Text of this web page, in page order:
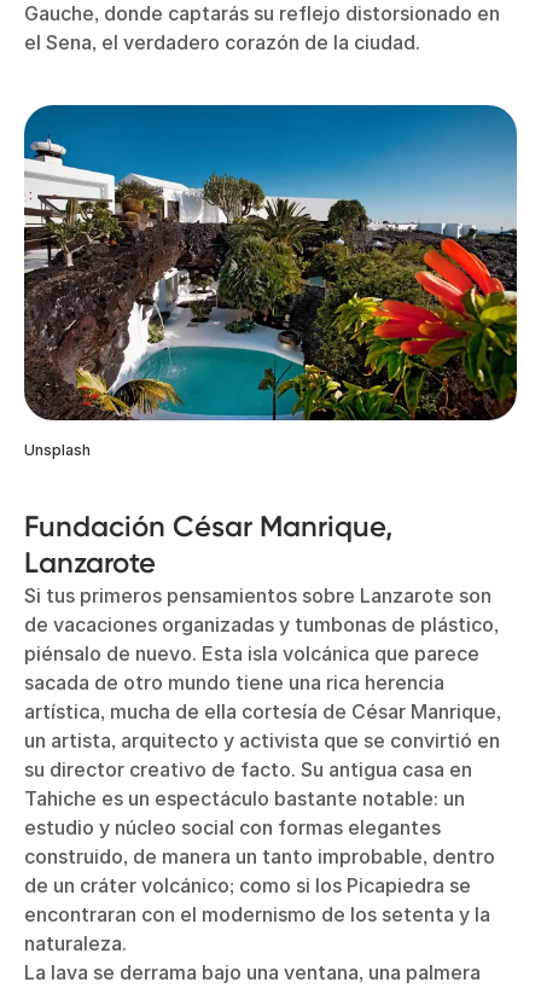
Gauche, donde captarás su reflejo distorsionado en
el Sena, el verdadero corazón de la ciudad.
Unsplash
Fundación César Manrique,
Lanzarote
Si tus primeros pensamientos sobre Lanzarote son
de vacaciones organizadas y tumbonas de plástico,
piénsalo de nuevo. Esta isla volcánica que parece
sacada de otro mundo tiene una rica herencia
artística, mucha de ella cortesía de César Manrique,
un artista, arquitecto y activista que se convirtió en
su director creativo de facto. Su antigua casa en
Tahiche es un espectáculo bastante notable: un
estudio y núcleo social con formas elegantes
construido, de manera un tanto improbable, dentro
de un cráter volcánico; como si los Picapiedra se
encontraran con el modernismo de los setenta y la
naturaleza.
La lava se derrama bajo una ventana, una palmera